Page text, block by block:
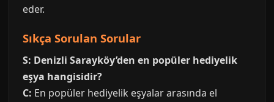
eder.
Sıkça Sorulan Sorular
S: Denizli Sarayköy’den en popüler hediyelik
eşya hangisidir?
C: En popüler hediyelik eşyalar arasında el